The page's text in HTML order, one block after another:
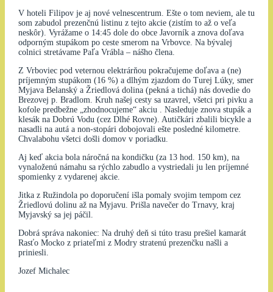
V hoteli Filipov je aj nové velnescentrum. Ešte o tom neviem, ale tu
som zabudol prezenčnú listinu z tejto akcie (zistím to až o veľa
neskôr). Vyrážame o 14:45 dole do obce Javorník a znova doľava
odporným stupákom po ceste smerom na Vrbovce. Na bývalej
colnici stretávame Paľa Vrábla – nášho člena.
Z Vrboviec pod veternou elektrárňou pokračujeme doľava a (ne)
príjemným stupákom (16 %) a dlhým zjazdom do Turej Lúky, smer
Myjava Belanský a Žriedlová dolina (pekná a tichá) nás dovedie do
Brezovej p. Bradlom. Kruh našej cesty sa uzavrel, všetci pri pivku a
kofole predbežne „zhodnocujeme“ akciu . Nasleduje znova stupák a
klesák na Dobrú Vodu (cez Dlhé Rovne). Autičkári zbalili bicykle a
nasadli na autá a non-stopári dobojovali ešte posledné kilometre.
Chvalabohu všetci došli domov v poriadku.
Aj keď akcia bola náročná na kondičku (za 13 hod. 150 km), na
vynaloženú námahu sa rýchlo zabudlo a vystriedali ju len príjemné
spomienky z vydarenej akcie.
Jitka z Ružindola po doporučení išla pomaly svojim tempom cez
Žriedlovú dolinu až na Myjavu. Prišla navečer do Trnavy, kraj
Myjavský sa jej páčil.
Dobrá správa nakoniec: Na druhý deň si túto trasu prešiel kamarát
Rasťo Mocko z priateľmi z Modry stratenú prezenčku našli a
priniesli.
Jozef Michalec